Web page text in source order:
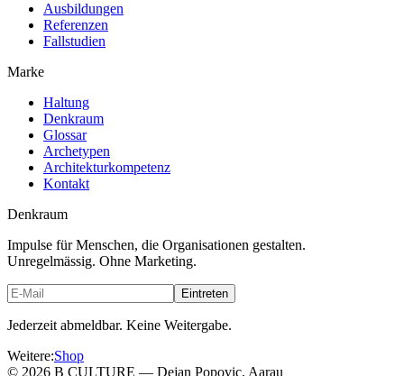
Ausbildungen
Referenzen
Fallstudien
Marke
Haltung
Denkraum
Glossar
Archetypen
Architekturkompetenz
Kontakt
Denkraum
Impulse für Menschen, die Organisationen gestalten.
Unregelmässig. Ohne Marketing.
Eintreten
Jederzeit abmeldbar. Keine Weitergabe.
Weitere:Shop
© 2026 B CULTURE — Dejan Popovic, Aarau